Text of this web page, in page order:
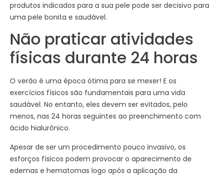
produtos indicados para a sua pele pode ser decisivo para
uma pele bonita e saudável.
Não praticar atividades
físicas durante 24 horas
O verão é uma época ótima para se mexer! E os
exercícios físicos são fundamentais para uma vida
saudável. No entanto, eles devem ser evitados, pelo
menos, nas 24 horas seguintes ao preenchimento com
ácido hialurônico.
Apesar de ser um procedimento pouco invasivo, os
esforços físicos podem provocar o aparecimento de
edemas e hematomas logo após a aplicação da